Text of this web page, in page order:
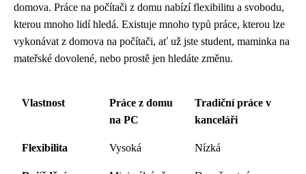
domova. Práce na počítači z domu nabízí flexibilitu a svobodu,
kterou mnoho lidí hledá. Existuje mnoho typů práce, kterou lze
vykonávat z domova na počítači, ať už jste student, maminka na
mateřské dovolené, nebo prostě jen hledáte změnu.
Vlastnost
Práce z domu
na PC
Tradiční práce v
kanceláři
Flexibilita Vysoká Nízká